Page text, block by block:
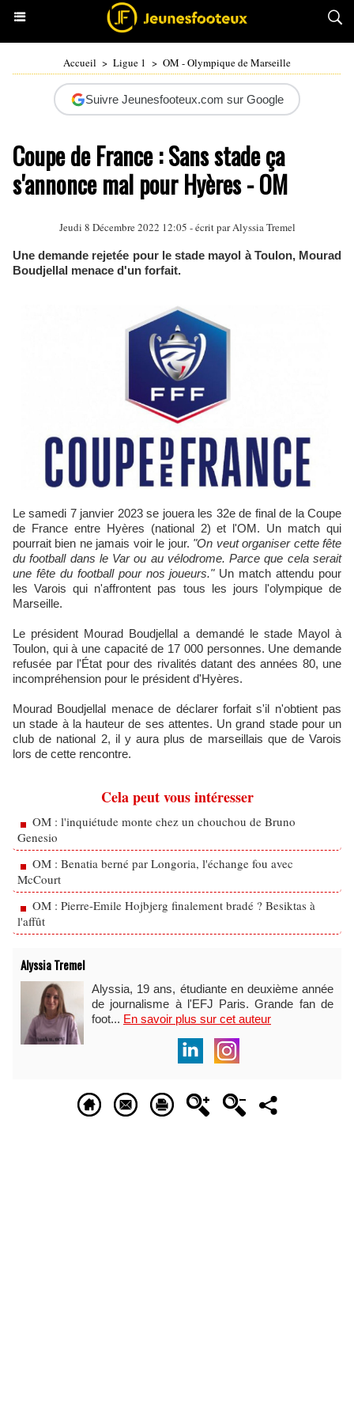
Accueil > Ligue 1 > OM - Olympique de Marseille
Suivre Jeunesfooteux.com sur Google
Coupe de France : Sans stade ça
s'annonce mal pour Hyères - OM
Jeudi 8 Décembre 2022 12:05 - écrit parAlyssia Tremel
Une demande rejetée pour le stade mayol à Toulon, Mourad
Boudjellal menace d'un forfait.
Le samedi 7 janvier 2023 se jouera les 32e de final de la Coupe
de France entre Hyères (national 2) et l'OM. Un match qui
pourrait bien ne jamais voir le jour. "On veut organiser cette fête
du football dans le Var ou au vélodrome. Parce que cela serait
une fête du football pour nos joueurs."Un match attendu pour
les Varois qui n'affrontent pas tous les jours l'olympique de
Marseille.
Le président Mourad Boudjellal a demandé le stade Mayol à
Toulon, qui à une capacité de 17 000 personnes. Une demande
refusée par l'État pour des rivalités datant des années 80, une
incompréhension pour le président d'Hyères.
Mourad Boudjellal menace de déclarer forfait s'il n'obtient pas
un stade à la hauteur de ses attentes. Un grand stade pour un
club de national 2, il y aura plus de marseillais que de Varois
lors de cette rencontre.
Cela peut vous intéresser
OM : l'inquiétude monte chez un chouchou de Bruno
Genesio
OM : Benatia berné par Longoria, l'échange fou avec
McCourt
OM : Pierre-Emile Hojbjerg finalement bradé ? Besiktas à
l'affût
Alyssia Tremel
Alyssia, 19 ans, étudiante en deuxième année
de journalisme à l'EFJ Paris. Grande fan de
foot... En savoir plus sur cet auteur